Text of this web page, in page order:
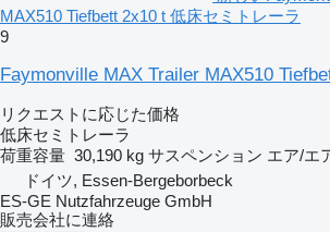
MAX510 Tiefbett 2x10 t 低床セミトレーラ
9
Faymonville MAX Trailer MAX510
リクエストに応じた価格
低床セミトレーラ
荷重容量 30,190 kg サスペンション エア/エ
ドイツ, Essen-Bergeborbeck
ES-GE Nutzfahrzeuge GmbH
販売会社に連絡